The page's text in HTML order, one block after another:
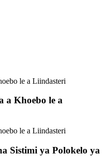
a Khoebo le a
Sistimi ya Polokelo ya